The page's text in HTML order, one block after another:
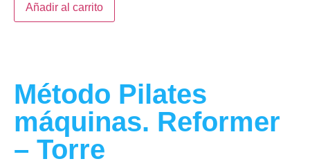
Añadir al carrito
Método Pilates
máquinas. Reformer
– Torre